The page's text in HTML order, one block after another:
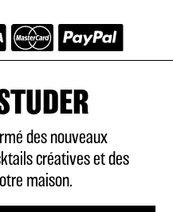
des nouveaux
créatives et des
maison.